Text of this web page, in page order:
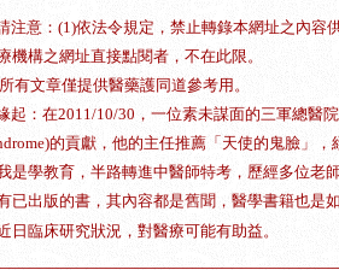
注意：(1)依法令規定，禁止轉錄本網址之內容
機構之網址直接點閱者，不在此限。
有文章僅提供醫藥護同道參考用。
起：在2011/10/30，一位素未謀面的三軍總醫
的貢獻，他的主任推薦「天使的鬼臉」，
是學教育，半路轉進中醫師特考，歷經多位老
已出版的書，其內容都是舊聞，醫學書籍也是
日臨床研究狀況，對醫療可能有助益。